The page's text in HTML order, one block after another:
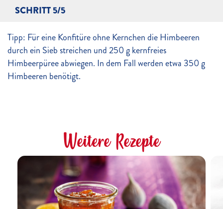
SCHRITT 5/5
Tipp: Für eine Konfitüre ohne Kernchen die Himbeeren
durch ein Sieb streichen und 250 g kernfreies
Himbeerpüree abwiegen. In dem Fall werden etwa 350 g
Himbeeren benötigt.
Weitere Rezepte